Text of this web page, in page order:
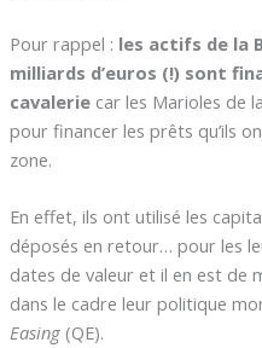
Pour rappel : les actifs de la
milliards d’euros (!) sont
cavalerie car les Marioles de
pour financer les prêts qu’ils
zone.
En effet, ils ont utilisé les
déposés en retour… pour les
dates de valeur et il en est de
dans le cadre leur politique
Easing (QE).